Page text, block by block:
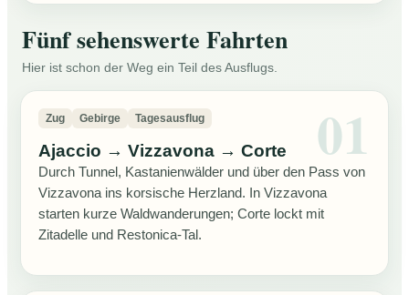
Fünf sehenswerte Fahrten
Hier ist schon der Weg ein Teil des Ausflugs.
Zug Gebirge Tagesausflug
Ajaccio → Vizzavona → Corte
Durch Tunnel, Kastanienwälder und über den Pass von
Vizzavona ins korsische Herzland. In Vizzavona
starten kurze Waldwanderungen; Corte lockt mit
Zitadelle und Restonica-Tal.